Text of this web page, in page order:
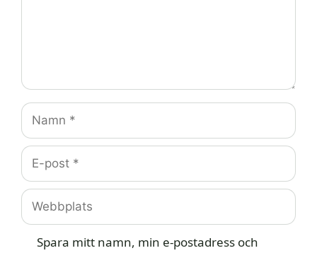
Namn
E-
post
Webbplats
Spara mitt namn, min e-postadress och